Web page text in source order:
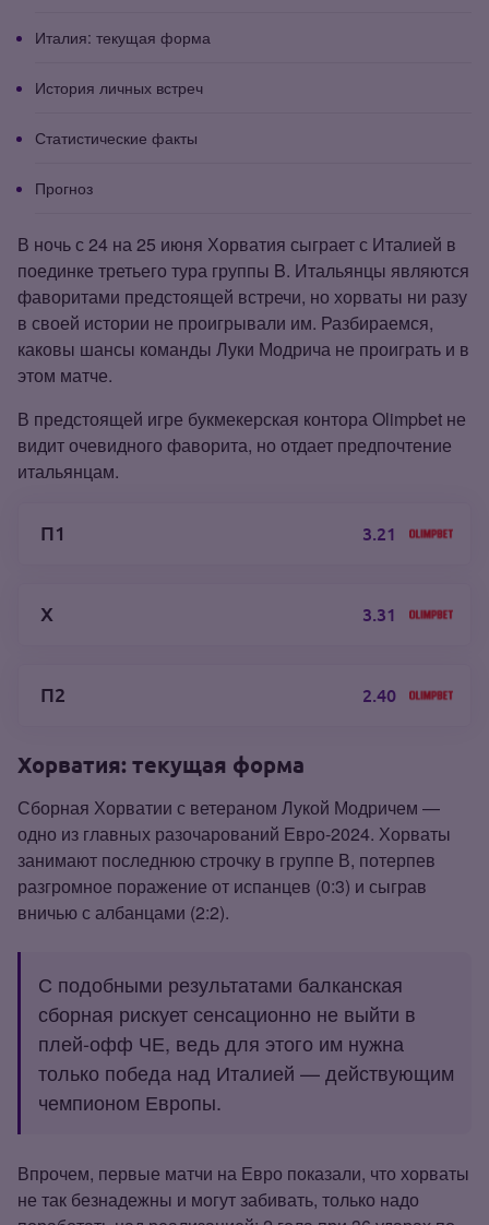
Италия: текущая форма
История личных встреч
Статистические факты
Прогноз
В ночь с 24 на 25 июня Хорватия сыграет с Италией в
поединке третьего тура группы B. Итальянцы являются
фаворитами предстоящей встречи, но хорваты ни разу
в своей истории не проигрывали им. Разбираемся,
каковы шансы команды Луки Модрича не проиграть и в
этом матче.
В предстоящей игре букмекерская контора Olimpbet не
видит очевидного фаворита, но отдает предпочтение
итальянцам.
П1 3.21
Х 3.31
П2 2.40
Хорватия: текущая форма
Сборная Хорватии с ветераном Лукой Модричем —
одно из главных разочарований Евро‑2024. Хорваты
занимают последнюю строчку в группе В, потерпев
разгромное поражение от испанцев (0:3) и сыграв
вничью с албанцами (2:2).
С подобными результатами балканская
сборная рискует сенсационно не выйти в
плей‑офф ЧЕ, ведь для этого им нужна
только победа над Италией — действующим
чемпионом Европы.
Впрочем, первые матчи на Евро показали, что хорваты
не так безнадежны и могут забивать, только надо